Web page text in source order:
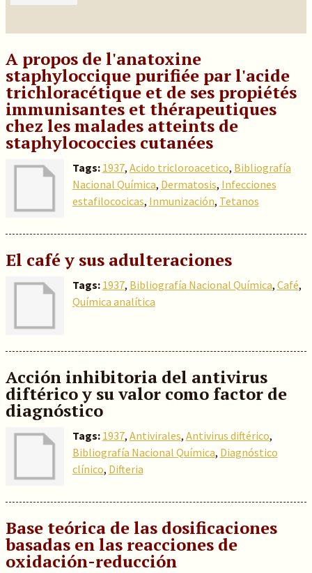
A propos de l'anatoxine
staphyloccique purifiée par l'acide
trichloracétique et de ses propiétés
immunisantes et thérapeutiques
chez les malades atteints de
staphylococcies cutanées
Tags: 1937, Acido tricloroacetico, Bibliografía
Nacional Química, Dermatosis, Infecciones
estafilococicas, Inmunización, Tetanos
El café y sus adulteraciones
Tags: 1937, Bibliografía Nacional Química, Café,
Química analítica
Acción inhibitoria del antivirus
diftérico y su valor como factor de
diagnóstico
Tags: 1937, Antivirales, Antivirus diftérico,
Bibliografía Nacional Química, Diagnóstico
clínico, Difteria
Base teórica de las dosificaciones
basadas en las reacciones de
oxidación-reducción